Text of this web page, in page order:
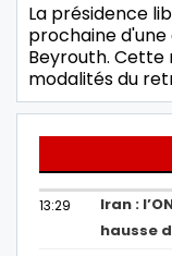
La présidence
prochaine
Beyrouth. Cette
modalités du
13:29
Iran :
hausse